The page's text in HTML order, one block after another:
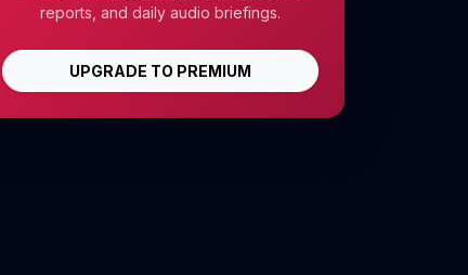
reports, and daily audio briefings.
UPGRADE TO PREMIUM